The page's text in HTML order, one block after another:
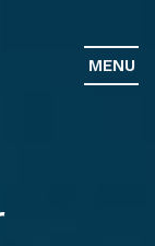
MENU